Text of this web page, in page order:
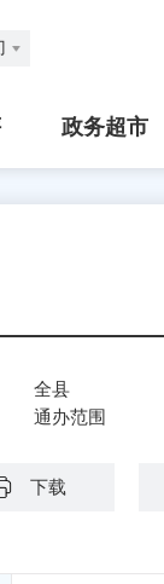
政务超市
全县
通办范围
下载